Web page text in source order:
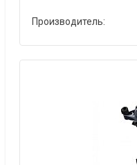
Производитель: